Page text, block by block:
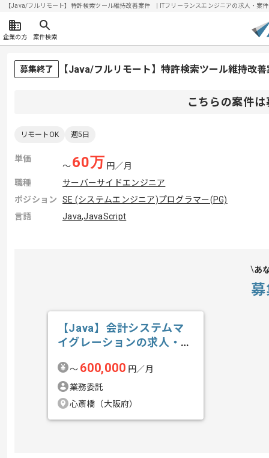
【Java/フルリモート】特許検索ツール維持改善案件 | ITフリーランスエンジニアの求人・案
企業の方 案件検索
募集終了 【Java/フルリモート】特許検索ツール維持改
こちらの案件
リモートOK 週5日
単価
〜60万 円／月
職種
サーバーサイドエンジニア
ポジション
SE (システムエンジニア)プログラマー(PG)
言語
Java,JavaScript
あ
【Java】会計システムマ
イグレーションの求人・案
〜 600,000 円／月
業務委託
心斎橋（大阪府）